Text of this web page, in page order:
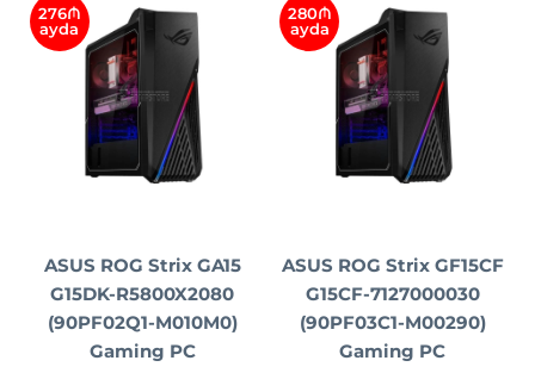
276₼
ayda
ASUS ROG Strix GA15
G15DK-R5800X2080
(90PF02Q1-M010M0)
Gaming PC
280₼
ayda
ASUS ROG Strix GF15CF
G15CF-7127000030
(90PF03C1-M00290)
Gaming PC